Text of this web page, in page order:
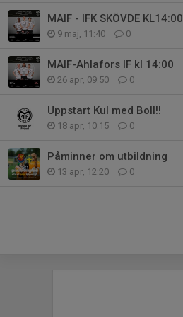
MAIF - IFK SKÖVDE KL14:00
9 maj, 11:40 0
MAIF-Ahlafors IF kl 14:00
26 apr, 09:50 0
Uppstart Kul med Boll!!
18 apr, 10:15 0
Påminner om utbildning
13 apr, 12:20 0